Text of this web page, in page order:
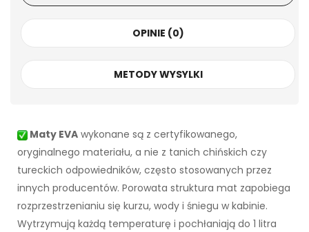
OPINIE (0)
METODY WYSYLKI
Maty EVA wykonane są z certyfikowanego,
oryginalnego materiału, a nie z tanich chińskich czy
tureckich odpowiedników, często stosowanych przez
innych producentów. Porowata struktura mat zapobiega
rozprzestrzenianiu się kurzu, wody i śniegu w kabinie.
Wytrzymują każdą temperaturę i pochłaniają do 1 litra